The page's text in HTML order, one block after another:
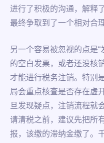
进行了积极的沟通，解释
最终争取到了一个相对合
另一个容易被忽视的点是
的空白发票，或者还没核
才能进行税务注销。特别
局会重点核查是否存在虚
旦发现疑点，注销流程就
请清税之前，建议先把所
报，该缴的滞纳金缴了。